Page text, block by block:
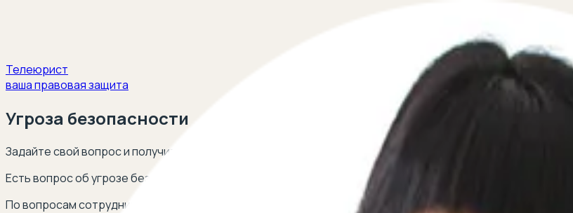
Телеюрист
ваша правовая защита
Угроза безопасности
Задайте свой вопрос и получите ответ опытных юристов в сфере гражданского права в течение 5 минут!
Есть вопрос об угрозе безопасности? Оставьте свой телефон, перезвоним мгновенно:
По вопросам сотрудничества